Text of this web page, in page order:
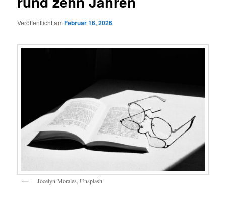
Veröffentlicht amFebruar 16, 2026
Jocelyn Morales, Unsplash